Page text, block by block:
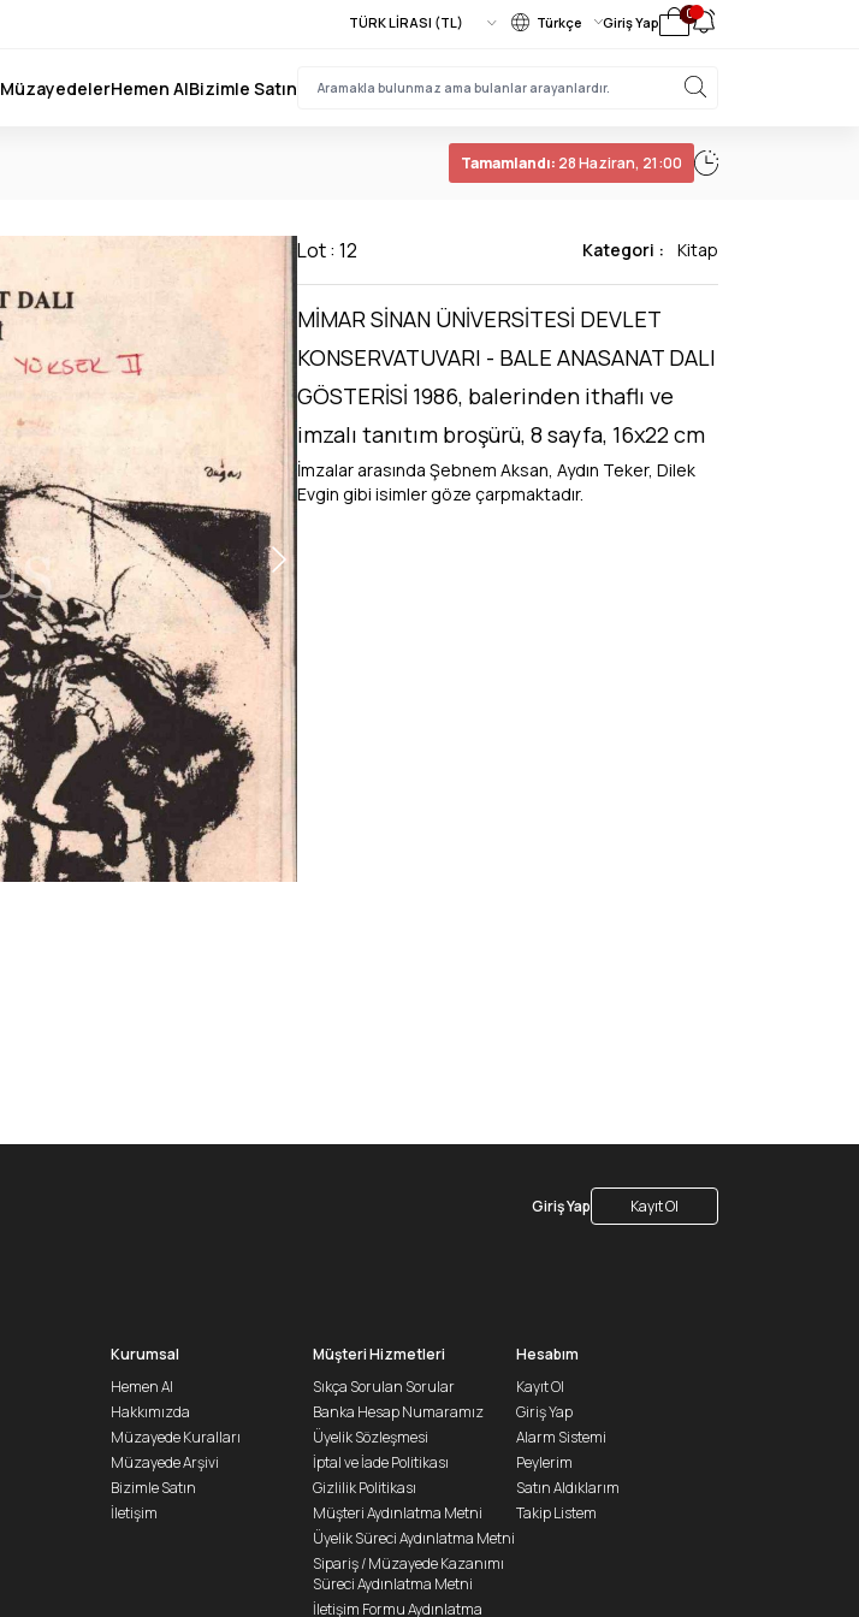
Türkçe Giriş Yap 0
MüzayedelerHemen AlBizimle Satın
Tamamlandı: 28 Haziran, 21:00
Lot : 12 Kategori : Kitap
MİMAR SİNAN ÜNİVERSİTESİ DEVLET
KONSERVATUVARI - BALE ANASANAT DALI
GÖSTERİSİ 1986, balerinden ithaflı ve
imzalı tanıtım broşürü, 8 sayfa, 16x22 cm
İmzalar arasında Şebnem Aksan, Aydın Teker, Dilek
Evgin gibi isimler göze çarpmaktadır.
Giriş Yap Kayıt Ol
Kurumsal
Hemen Al
Hakkımızda
Müzayede Kuralları
Müzayede Arşivi
Bizimle Satın
İletişim
Müşteri Hizmetleri
Sıkça Sorulan Sorular
Banka Hesap Numaramız
Üyelik Sözleşmesi
İptal ve İade Politikası
Gizlilik Politikası
Müşteri Aydınlatma Metni
Üyelik Süreci Aydınlatma Metni
Sipariş / Müzayede Kazanımı
Süreci Aydınlatma Metni
İletişim Formu Aydınlatma
Hesabım
Kayıt Ol
Giriş Yap
Alarm Sistemi
Peylerim
Satın Aldıklarım
Takip Listem